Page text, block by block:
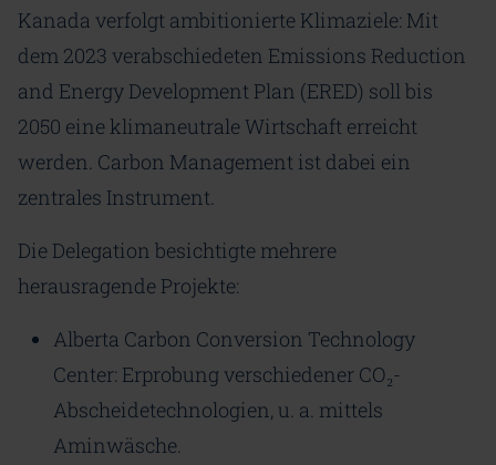
Kanada verfolgt ambitionierte Klimaziele: Mit
dem 2023 verabschiedeten Emissions Reduction
and Energy Development Plan (ERED) soll bis
2050 eine klimaneutrale Wirtschaft erreicht
werden. Carbon Management ist dabei ein
zentrales Instrument.
Die Delegation besichtigte mehrere
herausragende Projekte:
Alberta Carbon Conversion Technology
Center: Erprobung verschiedener CO₂-
Abscheidetechnologien, u. a. mittels
Aminwäsche.